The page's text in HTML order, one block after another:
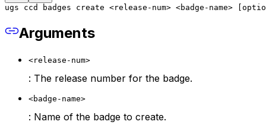
ugs ccd badges create <release-num> <badge-name>
Arguments
<release-num>
: The release number for the badge.
<badge-name>
: Name of the badge to create.